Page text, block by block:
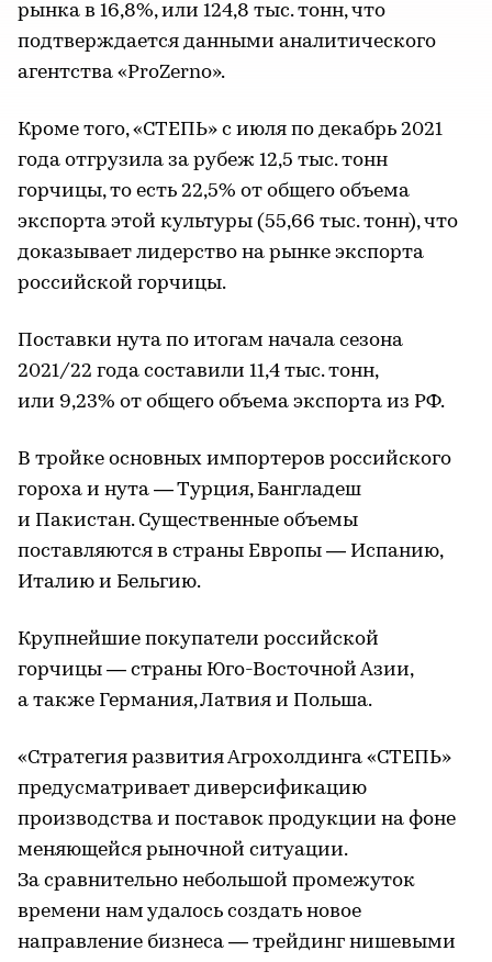
рынка в 16,8%, или 124,8 тыс. тонн, что
подтверждается данными аналитического
агентства «ProZerno».
Кроме того, «СТЕПЬ» с июля по декабрь 2021
года отгрузила за рубеж 12,5 тыс. тонн
горчицы, то есть 22,5% от общего объема
экспорта этой культуры (55,66 тыс. тонн), что
доказывает лидерство на рынке экспорта
российской горчицы.
Поставки нута по итогам начала сезона
2021/22 года составили 11,4 тыс. тонн,
или 9,23% от общего объема экспорта из РФ.
В тройке основных импортеров российского
гороха и нута — Турция, Бангладеш
и Пакистан. Существенные объемы
поставляются в страны Европы — Испанию,
Италию и Бельгию.
Крупнейшие покупатели российской
горчицы — страны Юго-Восточной Азии,
а также Германия, Латвия и Польша.
«Стратегия развития Агрохолдинга «СТЕПЬ»
предусматривает диверсификацию
производства и поставок продукции на фоне
меняющейся рыночной ситуации.
За сравнительно небольшой промежуток
времени нам удалось создать новое
направление бизнеса — трейдинг нишевыми